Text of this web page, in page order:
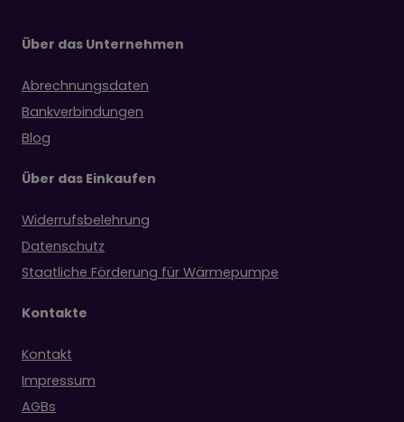
Über das Unternehmen
Abrechnungsdaten
Bankverbindungen
Blog
Über das Einkaufen
Widerrufsbelehrung
Datenschutz
Staatliche Förderung für Wärmepumpe
Kontakte
Kontakt
Impressum
AGBs